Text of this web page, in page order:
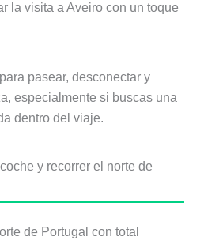
la visita a Aveiro con un toque
pasear, desconectar y
especialmente si buscas una
dentro del viaje.
y recorrer el norte de
de Portugal con total